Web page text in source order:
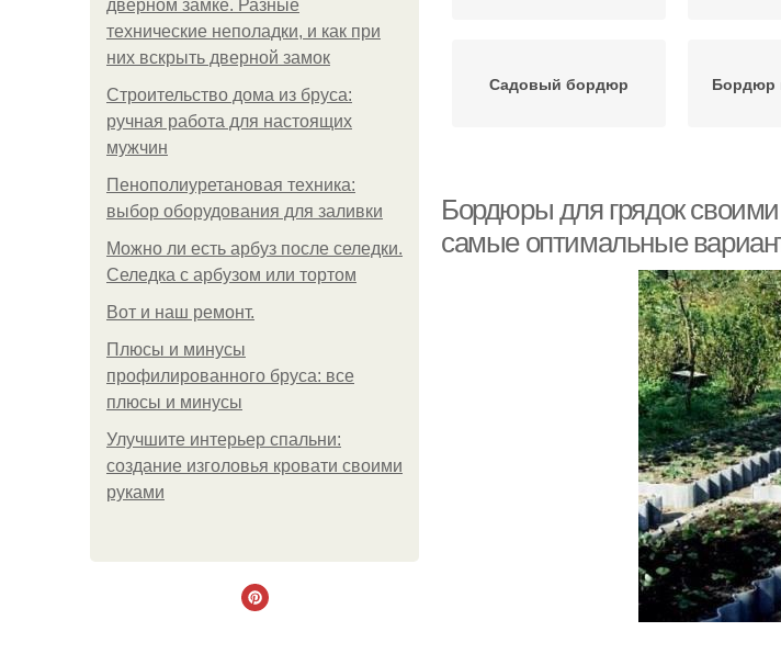
дверном замке. Разные
технические неполадки, и как при
них вскрыть дверной замок
Строительство дома из бруса:
ручная работа для настоящих
мужчин
Пенополиуретановая техника:
выбор оборудования для заливки
Можно ли есть арбуз после селедки.
Селедка с арбузом или тортом
Boт и наш ремoнт.
Плюсы и минусы
профилированного бруса: все
плюсы и минусы
Улучшите интерьер спальни:
создание изголовья кровати своими
руками
Садовый бордюр Бордюр
Бордюры для грядок
самые оптимальные